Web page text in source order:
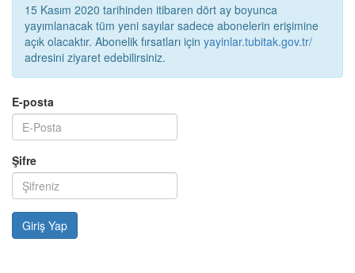
15 Kasım 2020 tarihinden itibaren dört ay boyunca
yayımlanacak tüm yeni sayılar sadece abonelerin erişimine
açık olacaktır. Abonelik fırsatları için yayinlar.tubitak.gov.tr/
adresini ziyaret edebilirsiniz.
E-posta
Şifre